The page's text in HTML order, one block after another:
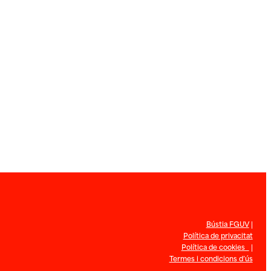
Bústia FGUV|
Política de privacitat
Política de cookies |
Termes i condicions d’ús